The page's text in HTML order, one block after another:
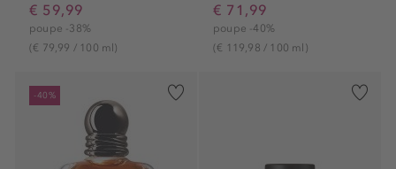
€ 59,99
poupe -38%
(€ 79,99 / 100 ml)
€ 71,99
poupe -40%
(€ 119,98 / 100 ml)
-40%